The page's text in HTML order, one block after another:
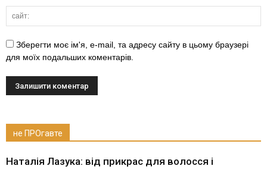
Зберегти моє ім'я, e-mail, та адресу сайту в цьому браузері
для моїх подальших коментарів.
не ПРОгавте
Наталія Лазука: від прикрас для волосся і